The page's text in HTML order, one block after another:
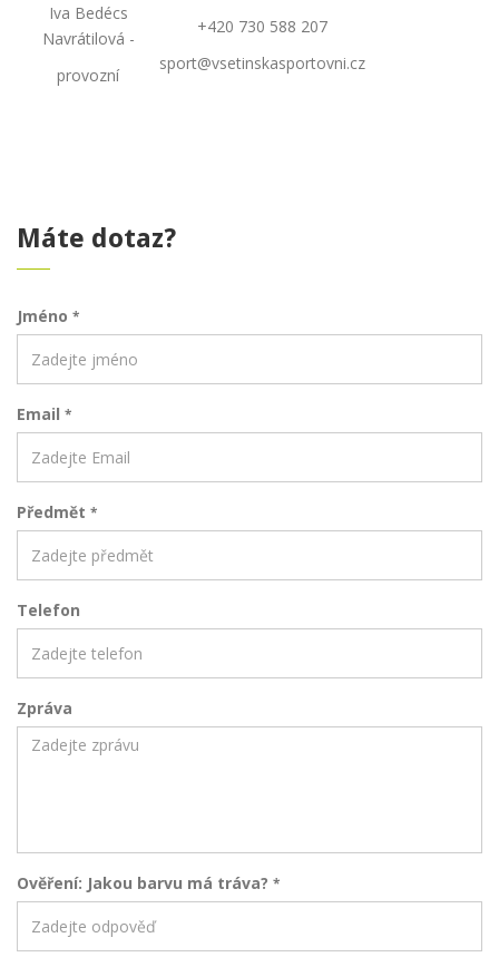
Iva Bedécs
Navrátilová -
provozní
+420 730 588 207
sport@vsetinskasportovni.cz
Máte dotaz?
Jméno *
Email *
Předmět *
Telefon
Zpráva
Ověření: Jakou barvu má tráva? *